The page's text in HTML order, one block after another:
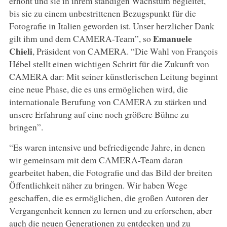
bis sie zu einem unbestrittenen Bezugspunkt für die
Fotografie in Italien geworden ist. Unser herzlicher Dank
gilt ihm und dem CAMERA-Team”, soEmanuele
Chieli, Präsident von CAMERA. “Die Wahl von François
Hébel stellt einen wichtigen Schritt für die Zukunft von
CAMERA dar: Mit seiner künstlerischen Leitung beginnt
eine neue Phase, die es uns ermöglichen wird, die
internationale Berufung von CAMERA zu stärken und
unsere Erfahrung auf eine noch größere Bühne zu
bringen”.
“Es waren intensive und befriedigende Jahre, in denen
wir gemeinsam mit dem CAMERA-Team daran
gearbeitet haben, die Fotografie und das Bild der breiten
Öffentlichkeit näher zu bringen. Wir haben Wege
geschaffen, die es ermöglichen, die großen Autoren der
Vergangenheit kennen zu lernen und zu erforschen, aber
auch die neuen Generationen zu entdecken und zu